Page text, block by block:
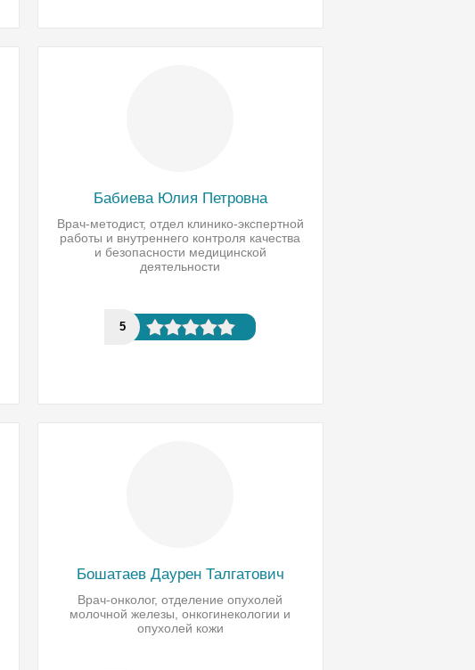
Бабиева Юлия Петровна
Врач-методист, отдел клинико-экспертной
работы и внутреннего контроля качества
и безопасности медицинской
деятельности
5
Бошатаев Даурен Талгатович
Врач-онколог, отделение опухолей
молочной железы, онкогинекологии и
опухолей кожи